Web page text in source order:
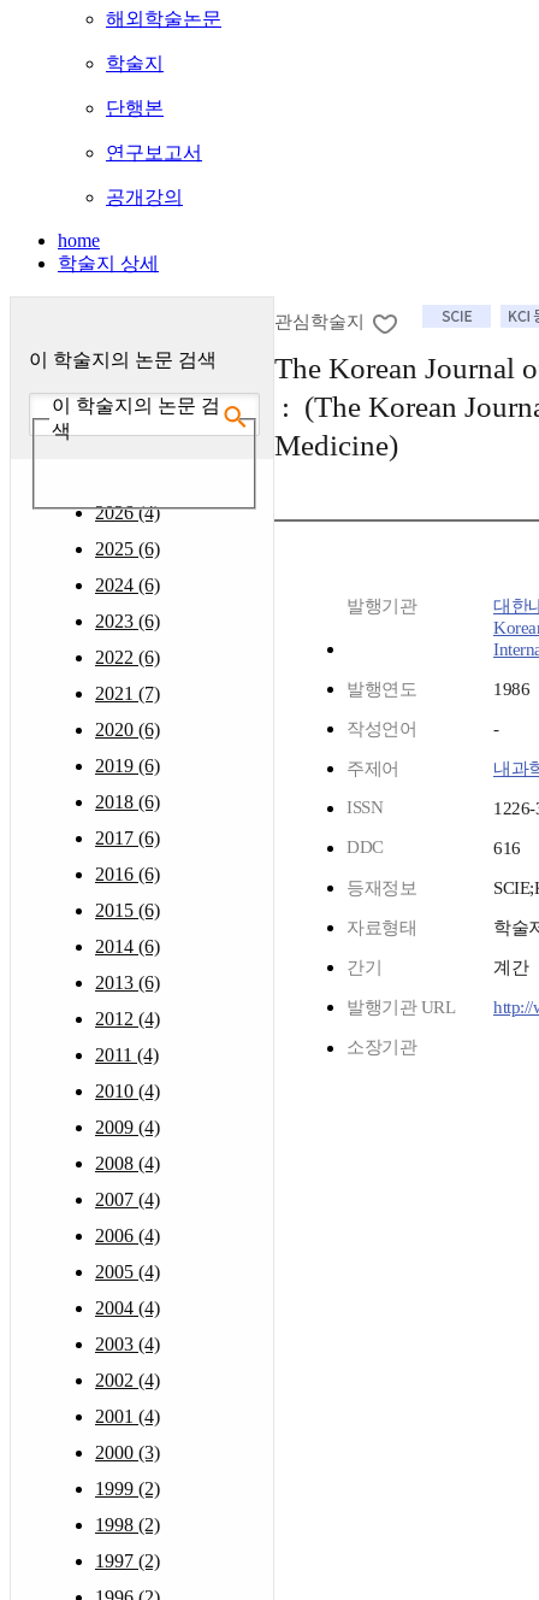
해외학술논문
학술지
단행본
연구보고서
공개강의
home
학술지 상세
이 학술지의 논문 검색
이 학술지의 논문 검
색
2026 (4)
2025 (6)
2024 (6)
2023 (6)
2022 (6)
2021 (7)
2020 (6)
2019 (6)
2018 (6)
2017 (6)
2016 (6)
2015 (6)
2014 (6)
2013 (6)
2012 (4)
2011 (4)
2010 (4)
2009 (4)
2008 (4)
2007 (4)
2006 (4)
2005 (4)
2004 (4)
2003 (4)
2002 (4)
2001 (4)
2000 (3)
1999 (2)
1998 (2)
1997 (2)
관심학술지
The Korean Journal
: (The Korean
Medicine)
발행기관
대한
발행연도 1986
작성언어 -
주제어
내과
ISSN
1226-
DDC
616
등재정보
자료형태 학술
간기 계간
발행기관 URL http://
소장기관